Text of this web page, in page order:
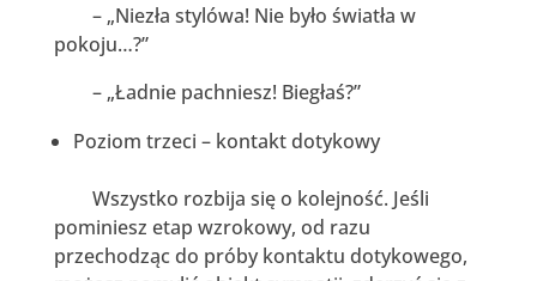
– „Niezła stylówa! Nie było światła w
pokoju…?”
– „Ładnie pachniesz! Biegłaś?”
Poziom trzeci – kontakt dotykowy
Wszystko rozbija się o kolejność. Jeśli
pominiesz etap wzrokowy, od razu
przechodząc do próby kontaktu dotykowego,